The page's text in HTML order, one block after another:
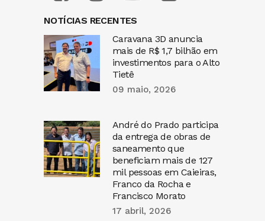
NOTÍCIAS RECENTES
Caravana 3D anuncia
mais de R$ 1,7 bilhão em
investimentos para o Alto
Tietê
09 maio, 2026
André do Prado participa
da entrega de obras de
saneamento que
beneficiam mais de 127
mil pessoas em Caieiras,
Franco da Rocha e
Francisco Morato
17 abril, 2026